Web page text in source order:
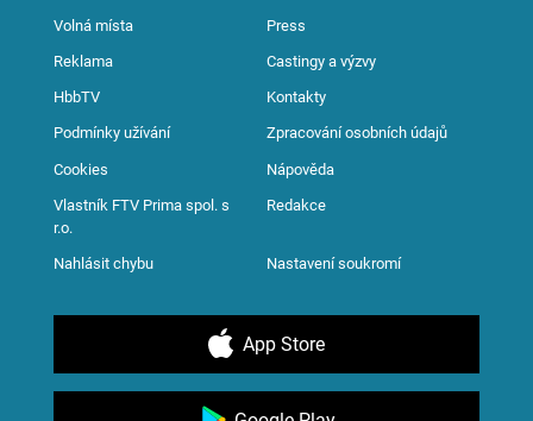
Volná místa Press
Reklama Castingy a výzvy
HbbTV Kontakty
Podmínky užívání Zpracování osobních údajů
Cookies Nápověda
Vlastník FTV Prima spol. s
r.o.
Redakce
Nahlásit chybu Nastavení soukromí
App Store